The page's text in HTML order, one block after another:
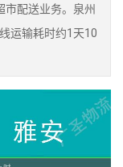
市配送业务。泉州
运输耗时约1天10